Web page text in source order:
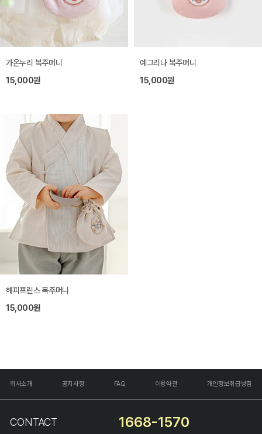
가온누리 복주머니
15,000원
예그리나 복주머니
15,000원
해피프린스 복주머니
15,000원
회사소개 공지사항 FAQ 이용약관 개인정보취급방침
CONTACT 1668-1570